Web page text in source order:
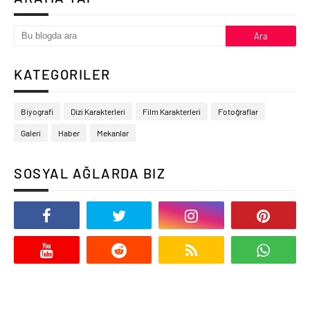
KATEGORILER
Biyografi Dizi Karakterleri Film Karakterleri Fotoğraflar
Galeri Haber Mekanlar
SOSYAL AĞLARDA BIZ